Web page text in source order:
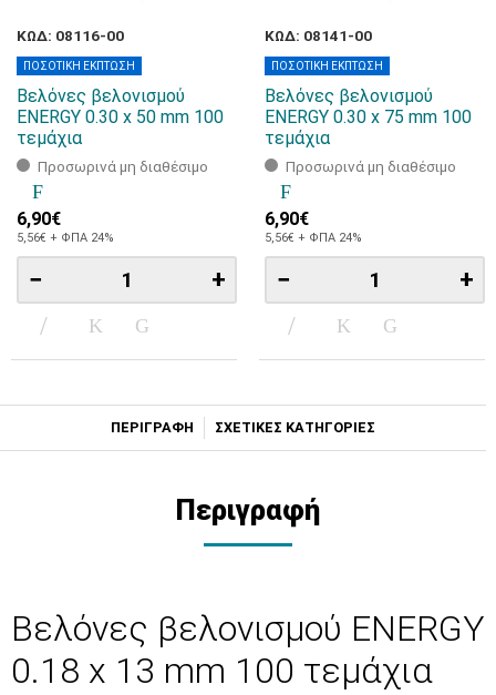
ΚΩΔ: 08116-00
ΠΟΣΟΤΙΚΗ ΕΚΠΤΩΣΗ
Βελόνες βελονισμού
ENERGY 0.30 x 50 mm 100
τεμάχια
Προσωρινά μη διαθέσιμο
6,90€
5,56€ + ΦΠΑ 24%
− +
ΚΩΔ: 08141-00
ΠΟΣΟΤΙΚΗ ΕΚΠΤΩΣΗ
Βελόνες βελονισμού
ENERGY 0.30 x 75 mm 100
τεμάχια
Προσωρινά μη διαθέσιμο
6,90€
5,56€ + ΦΠΑ 24%
− +
ΠΕΡΙΓΡΑΦΗ ΣΧΕΤΙΚΕΣ ΚΑΤΗΓΟΡΙΕΣ
Περιγραφή
Βελόνες βελονισμού ENERGY
0.18 x 13 mm 100 τεμάχια